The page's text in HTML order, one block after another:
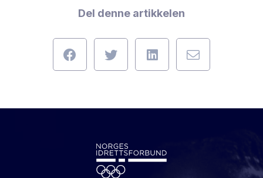
Del denne artikkelen